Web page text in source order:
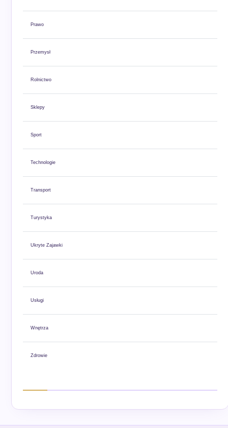
Prawo
Przemysł
Rolnictwo
Sklepy
Sport
Technologie
Transport
Turystyka
Ukryte Zajawki
Uroda
Usługi
Wnętrza
Zdrowie